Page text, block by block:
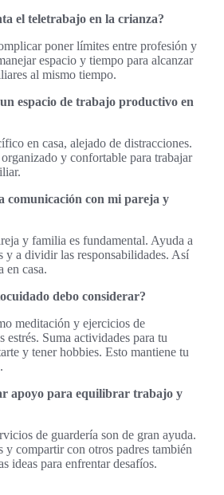
el teletrabajo en la crianza?
poner límites entre profesión y
espacio y tiempo para alcanzar
al mismo tiempo.
espacio de trabajo productivo en
en casa, alejado de distracciones.
y confortable para trabajar
comunicación con mi pareja y
y familia es fundamental. Ayuda a
y a dividir las responsabilidades. Así
en casa.
debo considerar?
meditación y ejercicios de
estrés. Suma actividades para tu
y tener hobbies. Esto mantiene tu
apoyo para equilibrar trabajo y
de guardería son de gran ayuda.
y compartir con otros padres también
ideas para enfrentar desafíos.